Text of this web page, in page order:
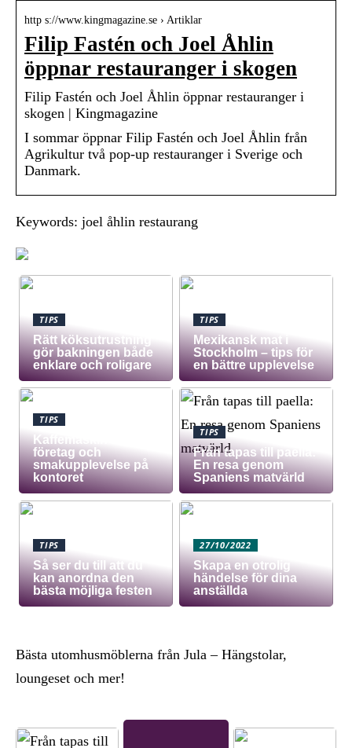
http s://www.kingmagazine.se › Artiklar
Filip Fastén och Joel Åhlin
öppnar restauranger i skogen
Filip Fastén och Joel Åhlin öppnar restauranger i
skogen | Kingmagazine
I sommar öppnar Filip Fastén och Joel Åhlin från
Agrikultur två pop-up restauranger i Sverige och
Danmark.
Keywords: joel åhlin restaurang
TIPS
Rätt köksutrustning
gör bakningen både
enklare och roligare
TIPS
Mexikansk mat i
Stockholm – tips för
en bättre upplevelse
TIPS
Kaffemaskin för
företag och
smakupplevelse på
kontoret
TIPS
Från tapas till paella:
En resa genom
Spaniens matvärld
TIPS
Så ser du till att du
kan anordna den
bästa möjliga festen
27/10/2022
Skapa en otrolig
händelse för dina
anställda
Bästa utomhusmöblerna från Jula – Hängstolar,
loungeset och mer!